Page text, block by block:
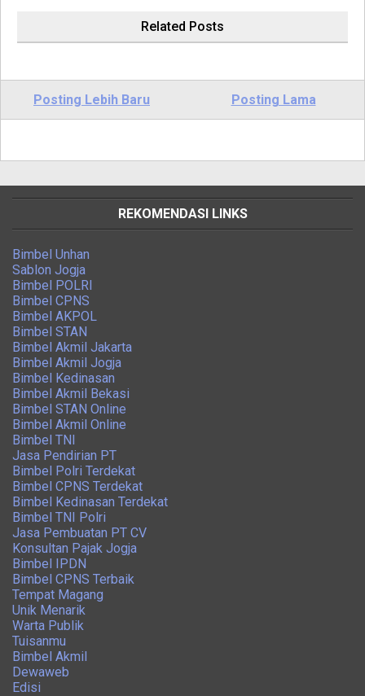
Related Posts
Posting Lebih Baru Posting Lama
REKOMENDASI LINKS
Bimbel Unhan
Sablon Jogja
Bimbel POLRI
Bimbel CPNS
Bimbel AKPOL
Bimbel STAN
Bimbel Akmil Jakarta
Bimbel Akmil Jogja
Bimbel Kedinasan
Bimbel Akmil Bekasi
Bimbel STAN Online
Bimbel Akmil Online
Bimbel TNI
Jasa Pendirian PT
Bimbel Polri Terdekat
Bimbel CPNS Terdekat
Bimbel Kedinasan Terdekat
Bimbel TNI Polri
Jasa Pembuatan PT CV
Konsultan Pajak Jogja
Bimbel IPDN
Bimbel CPNS Terbaik
Tempat Magang
Unik Menarik
Warta Publik
Tuisanmu
Bimbel Akmil
Dewaweb
Edisi